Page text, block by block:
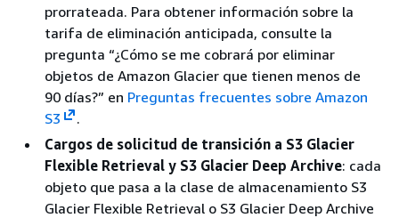
prorrateada. Para obtener información sobre la
tarifa de eliminación anticipada, consulte la
pregunta “¿Cómo se me cobrará por eliminar
objetos de Amazon Glacier que tienen menos de
90 días?” en Preguntas frecuentes sobre Amazon
S3
.
Cargos de solicitud de transición a S3 Glacier
Flexible Retrieval y S3 Glacier Deep Archive: cada
objeto que pasa a la clase de almacenamiento S3
Glacier Flexible Retrieval o S3 Glacier Deep Archive